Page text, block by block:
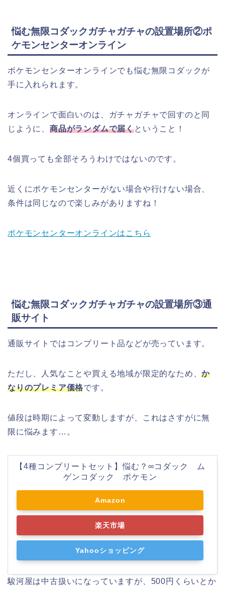
悩む無限コダックガチャガチャの設置場所②ポ
ケモンセンターオンライン
ポケモンセンターオンラインでも悩む無限コダックが
手に入れられます。
オンラインで面白いのは、ガチャガチャで回すのと同
じように、 商品がランダムで届くということ！
4個買っても全部そろうわけではないのです。
近くにポケモンセンターがない場合や行けない場合、
条件は同じなので楽しみがありますね！
ポケモンセンターオンラインはこちら
悩む無限コダックガチャガチャの設置場所③通
販サイト
通販サイトではコンプリート品などが売っています。
ただし、人気なことや買える地域が限定的なため、か
なりのプレミア価格です。
値段は時期によって変動しますが、これはさすがに無
限に悩みます…。
【4種コンプリートセット】悩む？∞コダック ム
ゲンコダック ポケモン
Amazon
楽天市場
Yahooショッピング
駿河屋は中古扱いになっていますが、500円くらいとか